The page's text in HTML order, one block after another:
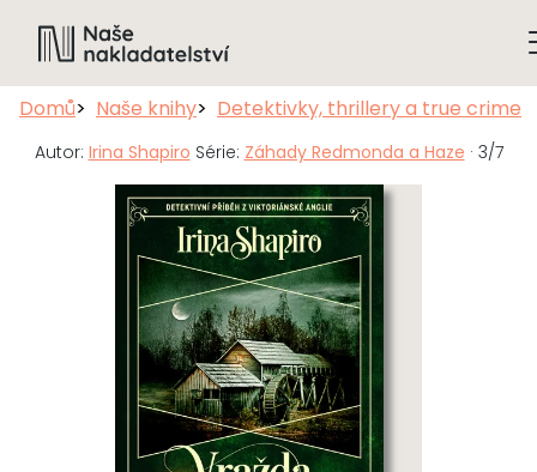
Domů Naše knihy Detektivky, thrillery a true crime
Autor: Irina Shapiro Série: Záhady Redmonda a Haze · 3/7